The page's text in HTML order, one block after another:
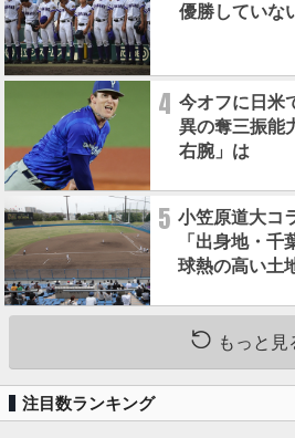
優勝していな
4 今オフに日
異の奪三振能
右腕」は
5 小笠原道大コ
「出身地・
球熱の高い土
もっと見
注目数ランキング